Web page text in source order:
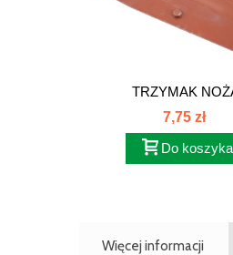
TRZYMAK
KOSIARKA...
7,75 zł
Do koszyka
Więcej informacji